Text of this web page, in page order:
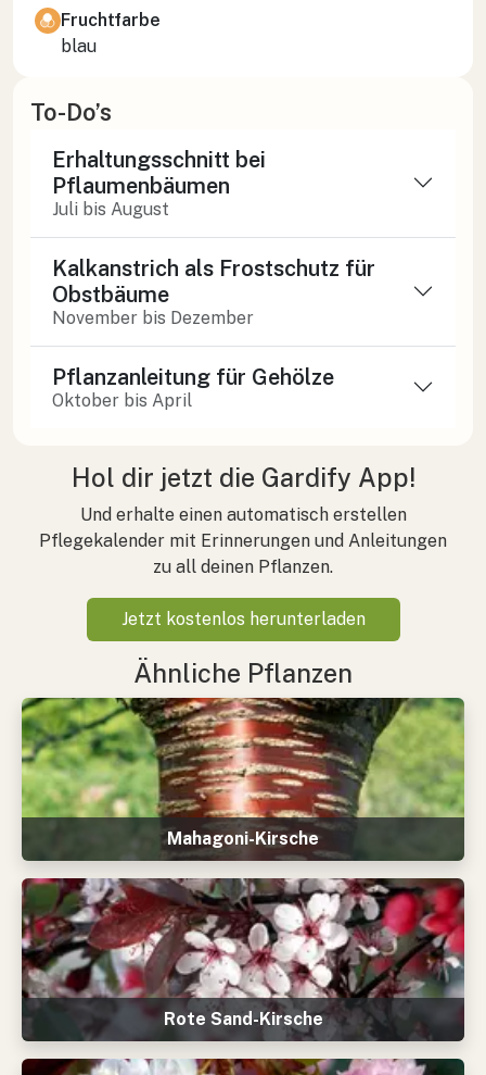
Fruchtfarbe
blau
To-Do’s
Erhaltungsschnitt bei
Pflaumenbäumen
Juli bis August
Kalkanstrich als Frostschutz für
Obstbäume
November bis Dezember
Pflanzanleitung für Gehölze
Oktober bis April
Hol dir jetzt die Gardify App!
Und erhalte einen automatisch erstellen
Pflegekalender mit Erinnerungen und Anleitungen
zu all deinen Pflanzen.
Jetzt kostenlos herunterladen
Ähnliche Pflanzen
Mahagoni-Kirsche
Rote Sand-Kirsche